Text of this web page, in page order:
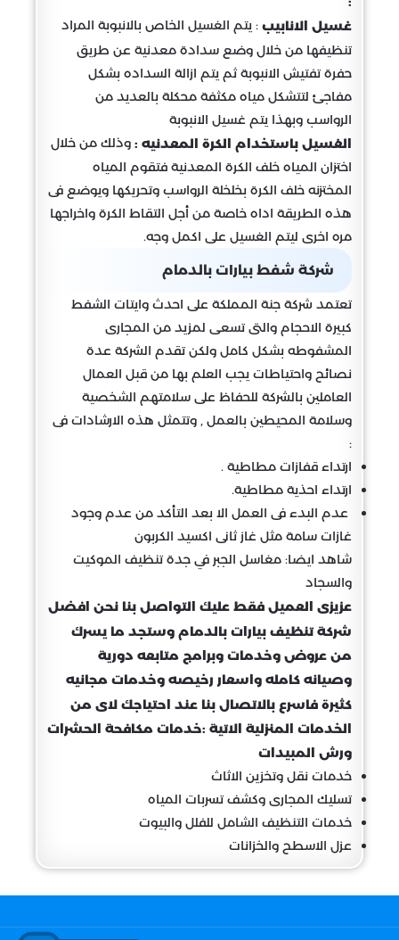
غسيل الانابيب : يتم الغسيل الخاص بالانبوبة المراد
تنظيفها من خلال وضع سدادة معدنية عن طريق
حفرة تفتيش الانبوبة ثم يتم ازالة السداده بشكل
مفاجئ لتتشكل مياه مكثفة محكلة بالعديد من
الرواسب وبهذا يتم غسيل الانبوبة
الغسيل باستخدام الكرة المعدنيه : وذلك من خلال
اختزان المياه خلف الكرة المعدنية فتقوم المياه
المختزنه خلف الكرة بخلخلة الرواسب وتحريكها ويوضع فى
هذه الطريقة اداه خاصة من أجل التقاط الكرة واخراجها
مره اخرى ليتم الغسيل على اكمل وجه.
شركة شفط بيارات بالدمام
تعتمد شركة جنة المملكة على احدث وايتات الشفط
كبيرة الاحجام والتى تسعى لمزيد من المجارى
المشفوطه بشكل كامل ولكن تقدم الشركة عدة
نصائح واحتياطات يجب العلم بها من قبل العمال
العاملين بالشركة للحفاظ على سلامتهم الشخصية
وسلامة المحيطين بالعمل , وتتمثل هذه الارشادات فى
:
ارتداء قفازات مطاطية .
ارتداء احذية مطاطية.
عدم البدء فى العمل الا بعد التأكد من عدم وجود
غازات سامة مثل غاز ثانى اكسيد الكربون
شاهد ايضا: مغاسل الجبر في جدة تنظيف الموكيت
والسجاد
عزيزى العميل فقط عليك التواصل بنا نحن افضل
شركة تنظيف بيارات بالدمام وستجد ما يسرك
من عروض وخدمات وبرامج متابعه دورية
وصيانه كامله واسعار رخيصه وخدمات مجانيه
كثيرة فاسرع بالاتصال بنا عند احتياجك لاى من
الخدمات المنزلية الاتية :خدمات مكافحة الحشرات
ورش المبيدات
خدمات نقل وتخزين الاثاث
تسليك المجارى وكشف تسربات المياه
خدمات التنظيف الشامل للفلل والبيوت
عزل الاسطح والخزانات